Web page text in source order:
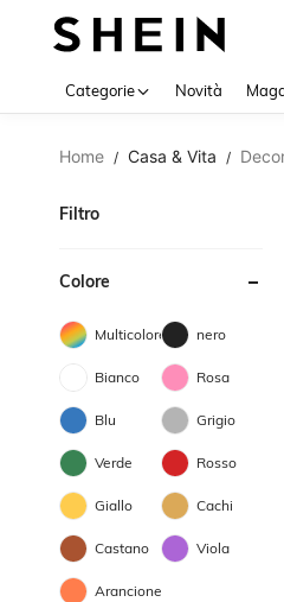
Categorie Novità
Home / Casa & Vita /
Filtro
Colore
Multicolore nero
Bianco Rosa
Blu Grigio
Verde Rosso
Giallo Cachi
Castano Viola
Arancione